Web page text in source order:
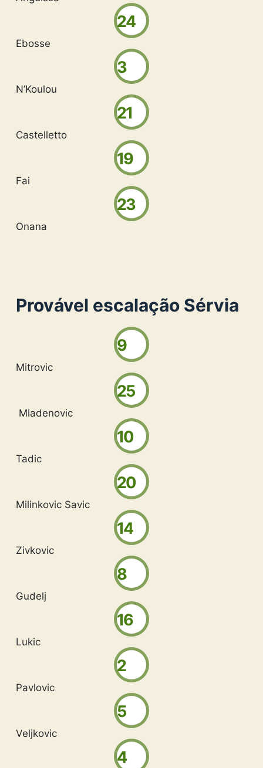
24
Ebosse
3
N’Koulou
21
Castelletto
19
Fai
23
Onana
Provável escalação Sérvia
9
Mitrovic
25
Mladenovic
10
Tadic
20
Milinkovic Savic
14
Zivkovic
8
Gudelj
16
Lukic
2
Pavlovic
5
Veljkovic
4